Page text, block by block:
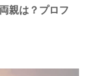
親は？プロフ